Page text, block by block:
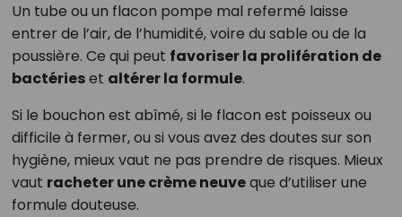
Un tube ou un flacon pompe mal refermé laisse
entrer de l’air, de l’humidité, voire du sable ou de la
poussière. Ce qui peut favoriser la prolifération de
bactérieset altérer la formule.
Si le bouchon est abîmé, si le flacon est poisseux ou
difficile à fermer, ou si vous avez des doutes sur son
hygiène, mieux vaut ne pas prendre de risques. Mieux
vaut racheter une crème neuveque d’utiliser une
formule douteuse.